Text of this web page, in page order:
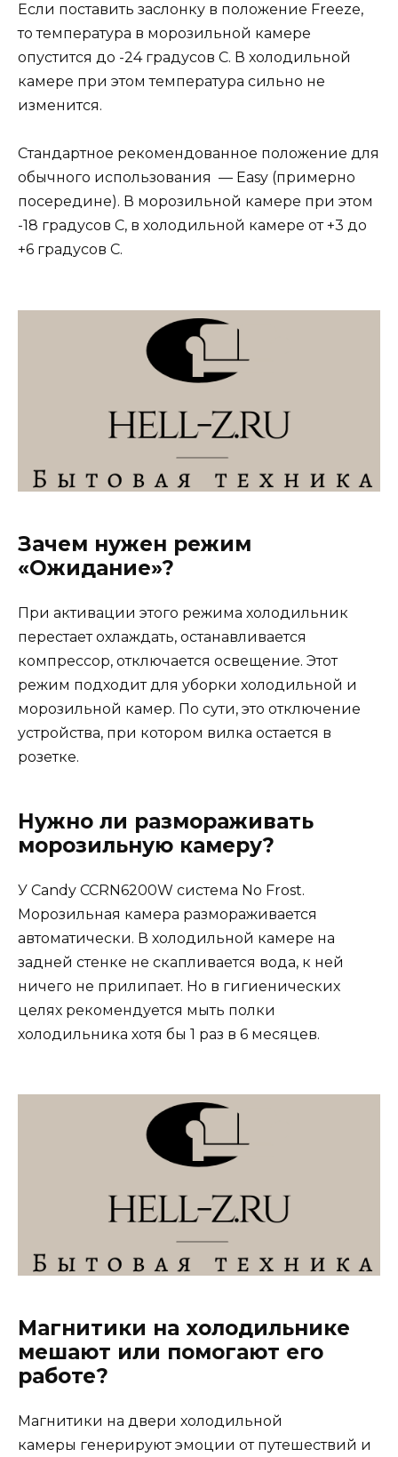
Если поставить заслонку в положение Freeze,
то температура в морозильной камере
опустится до -24 градусов С. В холодильной
камере при этом температура сильно не
изменится.
Стандартное рекомендованное положение для
обычного использования — Easy (примерно
посередине). В морозильной камере при этом
-18 градусов С, в холодильной камере от +3 до
+6 градусов С.
Зачем нужен режим
«Ожидание»?
При активации этого режима холодильник
перестает охлаждать, останавливается
компрессор, отключается освещение. Этот
режим подходит для уборки холодильной и
морозильной камер. По сути, это отключение
устройства, при котором вилка остается в
розетке.
Нужно ли размораживать
морозильную камеру?
У Candy CCRN6200W система No Frost.
Морозильная камера размораживается
автоматически. В холодильной камере на
задней стенке не скапливается вода, к ней
ничего не прилипает. Но в гигиенических
целях рекомендуется мыть полки
холодильника хотя бы 1 раз в 6 месяцев.
Магнитики на холодильнике
мешают или помогают его
работе?
Магнитики на двери холодильной
камеры генерируют эмоции от путешествий и